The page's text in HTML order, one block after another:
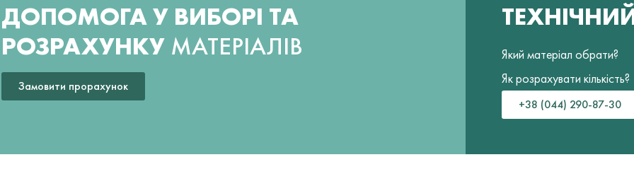
ДОПОМОГА У ВИБОРІ ТА
РОЗРАХУНКУ МАТЕРІАЛІВ
Замовити прорахунок
Який матеріал обрати?
Як розрахувати кількість?
+38 (044) 290-87-30